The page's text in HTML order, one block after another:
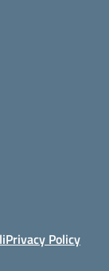
Privacy Policy